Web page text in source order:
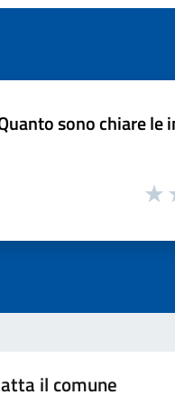
sono chiare le
il comune